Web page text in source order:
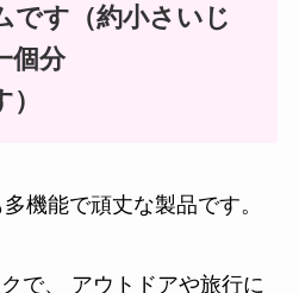
です（約小さいじ
個分
機能で頑丈な製品です。
で、 アウトドアや旅行に